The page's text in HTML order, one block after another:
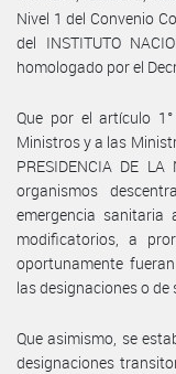
Nivel 1 del Convenio
del INSTITUTO
homologado por el
Que por el artículo
Ministros y a las
PRESIDENCIA DE
organismos
emergencia
modificatorios, a
oportunamente
las designaciones o
Que asimismo, se
designaciones